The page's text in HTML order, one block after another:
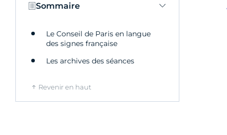
Sommaire
Le Conseil de Paris en langue
des signes française
Les archives des séances
Revenir en haut